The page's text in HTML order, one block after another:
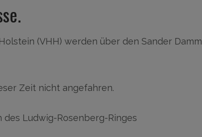
(VHH) werden über den Sander Damm
Zeit nicht angefahren.
Ludwig-Rosenberg-Ringes